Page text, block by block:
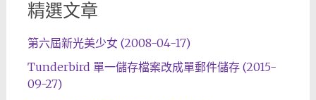
精選文章
第六屆新光美少女 (2008-04-17)
Tunderbird 單一儲存檔案改成單郵件儲存 (2015-
09-27)